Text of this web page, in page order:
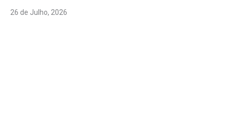
26 de Julho, 2026